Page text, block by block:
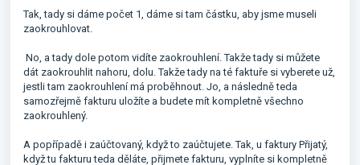
Tak, tady si dáme počet 1, dáme si tam částku, aby jsme museli
zaokrouhlovat.
No, a tady dole potom vidíte zaokrouhlení. Takže tady si můžete
dát zaokrouhlit nahoru, dolu. Takže tady na té faktuře si vyberete už,
jestli tam zaokrouhlení má proběhnout. Jo, a následně teda
samozřejmě fakturu uložíte a budete mít kompletně všechno
zaokrouhlený.
A popřípadě i zaúčtovaný, když to zaúčtujete. Tak, u faktury Přijatý,
když tu fakturu teda děláte, přijmete fakturu, vyplníte si kompletně